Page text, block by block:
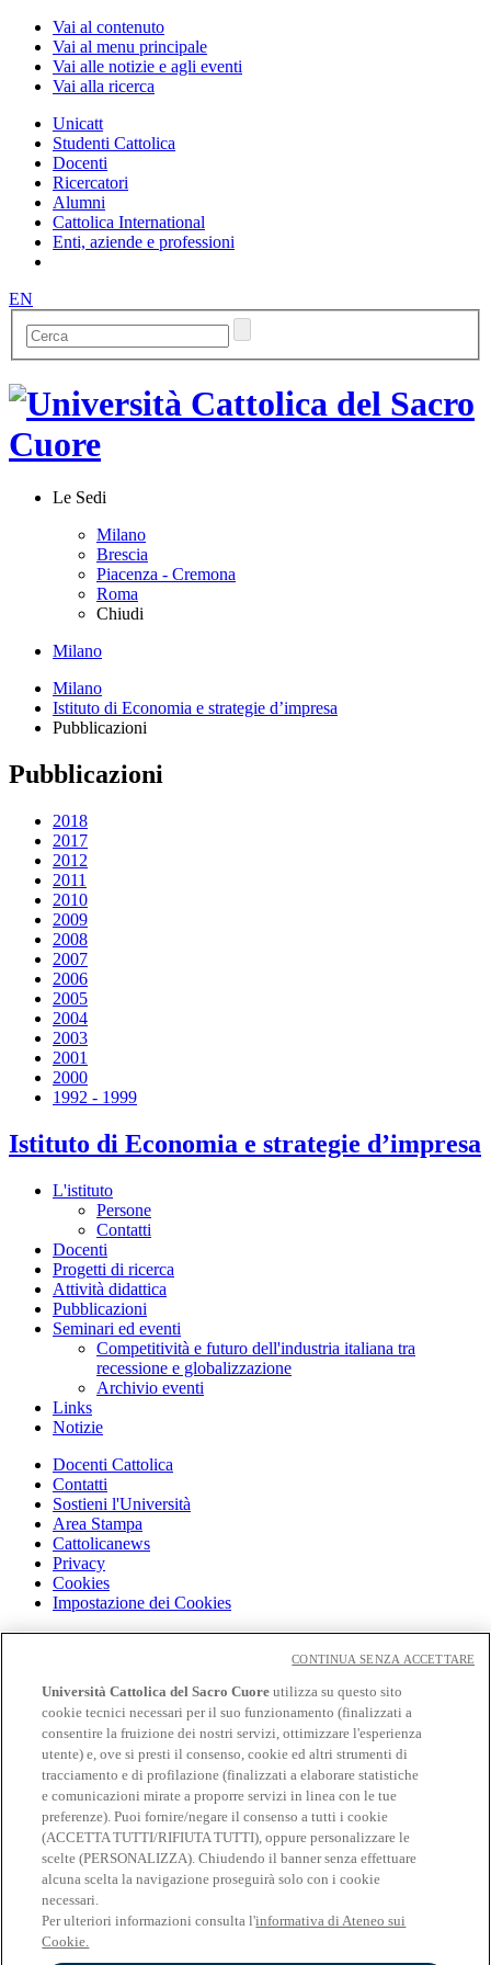
Vai al contenuto
Vai al menu principale
Vai alle notizie e agli eventi
Vai alla ricerca
Unicatt
Studenti Cattolica
Docenti
Ricercatori
Alumni
Cattolica International
Enti, aziende e professioni
EN
Le Sedi
Milano
Brescia
Piacenza - Cremona
Roma
Chiudi
Milano
Milano
Istituto di Economia e strategie d’impresa
Pubblicazioni
Pubblicazioni
2018
2017
2012
2011
2010
2009
2008
2007
2006
2005
2004
2003
2001
2000
1992 - 1999
Istituto di Economia e strategie d’impresa
L'istituto
Persone
Contatti
Docenti
Progetti di ricerca
Attività didattica
Pubblicazioni
Seminari ed eventi
Competitività e futuro dell'industria italiana tra
recessione e globalizzazione
Archivio eventi
Links
Notizie
Docenti Cattolica
Contatti
Sostieni l'Università
Area Stampa
Cattolicanews
Privacy
Cookies
Impostazione dei Cookies
Cloudmail
OFF-CAMPUS
Intranet
Biblioteca
Librerie
Educatt
CV Online
Albo fornitori
Bandi e gare
Verifica Certificati
Seguici su
Università Cattolica del Sacro Cuore utilizza su questo sito
cookie tecnici necessari per il suo funzionamento (finalizzati a
consentire la fruizione dei nostri servizi, ottimizzare l'esperienza
utente) e, ove si presti il consenso, cookie ed altri strumenti di
tracciamento e di profilazione (finalizzati a elaborare statistiche
e comunicazioni mirate a proporre servizi in linea con le tue
preferenze). Puoi fornire/negare il consenso a tutti i cookie
(ACCETTA TUTTI/RIFIUTA TUTTI), oppure personalizzare le
scelte (PERSONALIZZA). Chiudendo il banner senza effettuare
alcuna scelta la navigazione proseguirà solo con i cookie
necessari.
Per ulteriori informazioni consulta l'informativa di Ateneo sui
Cookie.
CONTINUA SENZA ACCETTARE